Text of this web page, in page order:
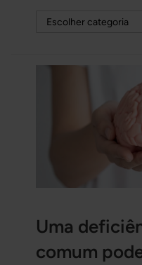
Uma
comum